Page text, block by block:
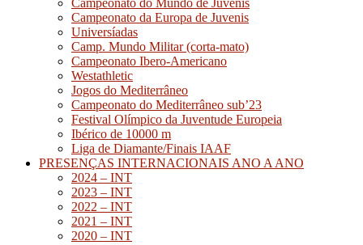
Campeonato da Europa de Juvenis
Universíadas
Camp. Mundo Militar (corta-mato)
Campeonato Ibero-Americano
Westathletic
Jogos do Mediterrâneo
Campeonato do Mediterrâneo sub’23
Festival Olímpico da Juventude Europeia
Ibérico de 10000 m
Liga de Diamante/Finais IAAF
PRESENÇAS INTERNACIONAIS ANO A ANO
2024 – INT
2023 – INT
2022 – INT
2021 – INT
2020 – INT